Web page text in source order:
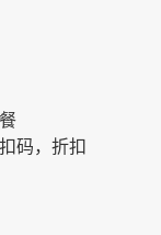
码，折扣